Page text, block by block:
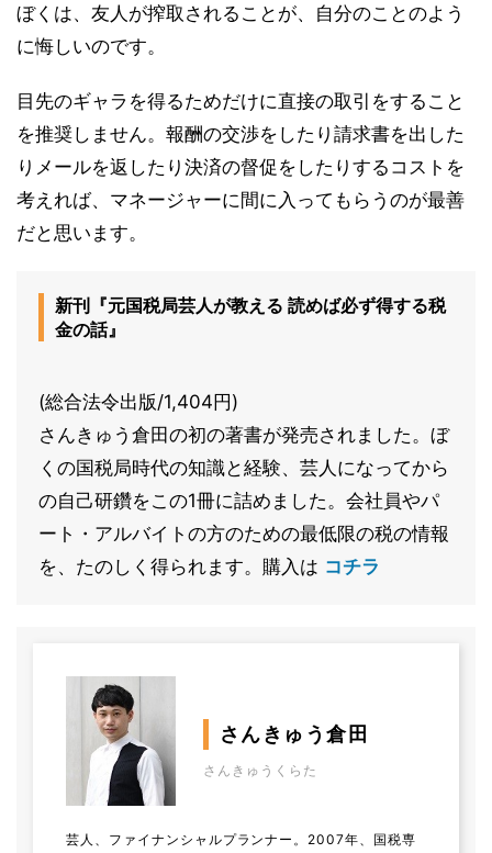
ぼくは、友人が搾取されることが、自分のことのよう
に悔しいのです。
目先のギャラを得るためだけに直接の取引をすること
を推奨しません。報酬の交渉をしたり請求書を出した
りメールを返したり決済の督促をしたりするコストを
考えれば、マネージャーに間に入ってもらうのが最善
だと思います。
新刊『元国税局芸人が教える 読めば必ず得する税
金の話』
(総合法令出版/1,404円)
さんきゅう倉田の初の著書が発売されました。ぼ
くの国税局時代の知識と経験、芸人になってから
の自己研鑽をこの1冊に詰めました。会社員やパ
ート・アルバイトの方のための最低限の税の情報
を、たのしく得られます。購入は コチラ
さんきゅう倉田
さんきゅうくらた
芸人、ファイナンシャルプランナー。2007年、国税専